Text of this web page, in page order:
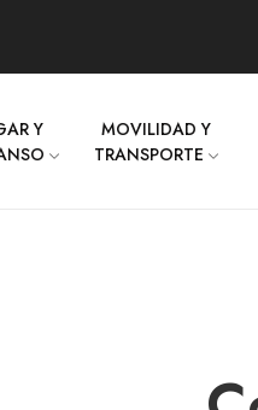
Y
MOVILIDAD Y
TRANSPORTE